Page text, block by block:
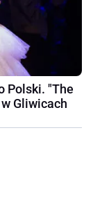
Polski. "The
Gliwicach